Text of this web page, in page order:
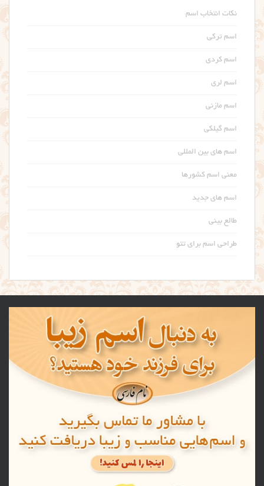
نکات انتخاب اسم
اسم ترکی
اسم کردی
اسم لری
اسم مازنی
اسم گیلکی
اسم های بین المللی
معنی اسم کشورها
اسم های جدید
طالع بینی
طراحی اسم برای تتو